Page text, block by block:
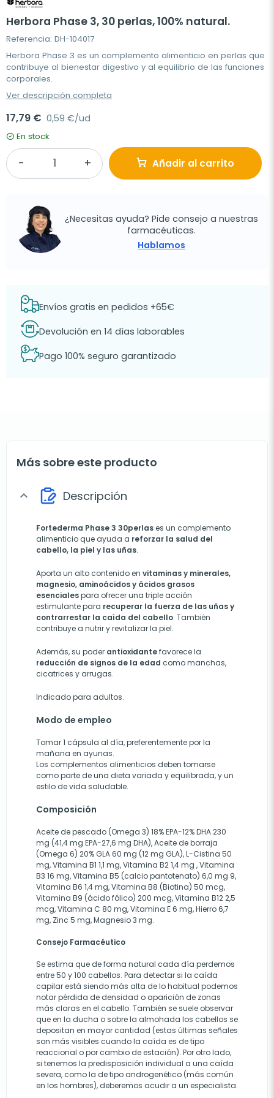
Herbora Phase 3, 30 perlas, 100% natural.
Referencia: DH-104017
Herbora Phase 3 es un complemento alimenticio en perlas que
contribuye al bienestar digestivo y al equilibrio de las funciones
corporales.
Ver descripción completa
17,79 € 0,59 €/ud
En stock
Añadir al carrito
¿Necesitas ayuda? Pide consejo a nuestras
farmacéuticas.
Hablamos
Envíos gratis en pedidos +65€
Devolución en 14 días laborables
Pago 100% seguro garantizado
Más sobre este producto
expand_more Descripción
Fortederma Phase 3 30perlases un complemento
alimenticio que ayuda a reforzar la salud del
cabello, la piel y las uñas.
Aporta un alto contenido en vitaminas y minerales,
magnesio, aminoácidos y ácidos grasos
esencialespara ofrecer una triple acción
estimulante para recuperar la fuerza de las uñas y
contrarrestar la caída del cabello. También
contribuye a nutrir y revitalizar la piel.
Además, su poder antioxidantefavorece la
reducción de signos de la edad como manchas,
cicatrices y arrugas.
Indicado para adultos.
Modo de empleo
Tomar 1 cápsula al día, preferentemente por la
mañana en ayunas.
Los complementos alimenticios deben tomarse
como parte de una dieta variada y equilibrada, y un
estilo de vida saludable.
Composición
Aceite de pescado (Omega 3) 18% EPA-12% DHA 230
mg (41,4 mg EPA-27,6 mg DHA), Aceite de borraja
(Omega 6) 20% GLA 60 mg (12 mg GLA), L-Cistina 50
mg, Vitamina B1 1,1 mg, Vitamina B2 1,4 mg , Vitamina
B3 16 mg, Vitamina B5 (calcio pantotenato) 6,0 mg 9,
Vitamina B6 1,4 mg, Vitamina B8 (Biotina) 50 mcg,
Vitamina B9 (ácido fólico) 200 mcg, Vitamina B12 2,5
mcg, Vitamina C 80 mg, Vitamina E 6 mg, Hierro 6,7
mg, Zinc 5 mg, Magnesio 3 mg.
Consejo Farmacéutico
Se estima que de forma natural cada día perdemos
entre 50 y 100 cabellos. Para detectar si la caída
capilar está siendo más alta de lo habitual podemos
notar pérdida de densidad o aparición de zonas
más claras en el cabello. También se suele observar
que en la ducha o sobre la almohada los cabellos se
depositan en mayor cantidad (estas últimas señales
son más visibles cuando la caída es de tipo
reaccional o por cambio de estación). Por otro lado,
si tenemos la predisposición individual a una caída
severa, como la de tipo androgenético (más común
en los hombres), deberemos acudir a un especialista.